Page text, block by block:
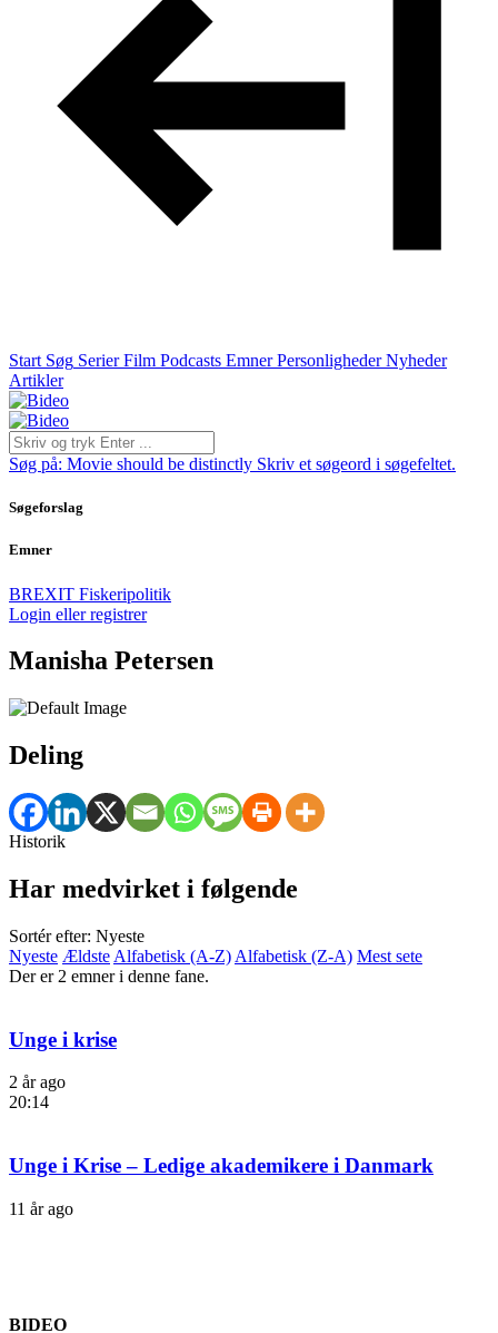
Start Søg Serier Film Podcasts Emner Personligheder Nyheder
Artikler
Søg på: Movie should be distinctly Skriv et søgeord i søgefeltet.
Søgeforslag
Emner
BREXIT Fiskeripolitik
Login eller registrer
Manisha Petersen
Deling
Historik
Har medvirket i følgende
Sortér efter: Nyeste
Nyeste Ældste Alfabetisk (A-Z) Alfabetisk (Z-A) Mest sete
Der er 2 emner i denne fane.
Unge i krise
2 år ago
20:14
Unge i Krise – Ledige akademikere i Danmark
11 år ago
BIDEO